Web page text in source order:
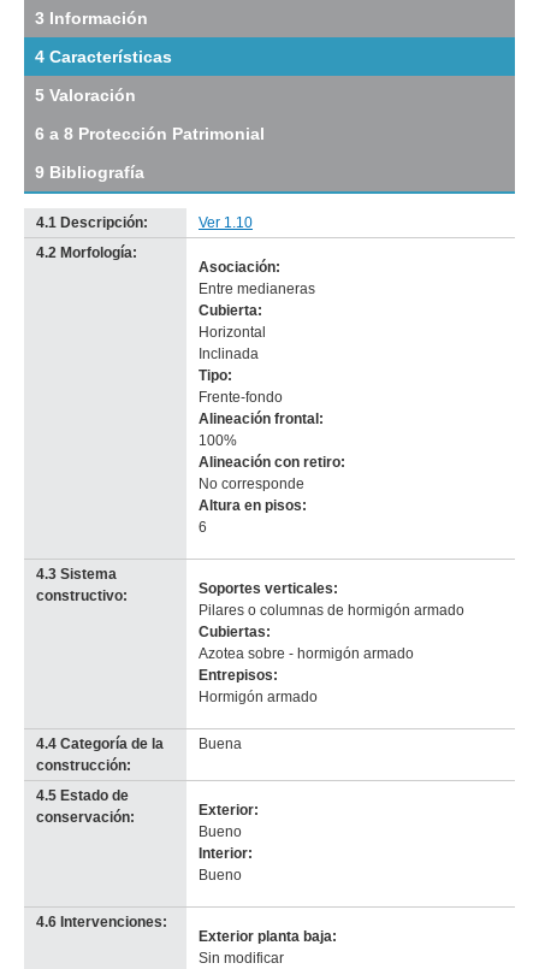
tramo:
Alzáibar
(Al
3)
Descargar
original
Alzáibar (Al 3)
Descarga tamaño completo
3 Información
4 Características
5 Valoración
6 a 8 Protección Patrimonial
9 Bibliografía
4.1 Descripción:
Ver 1.10
4.2 Morfología:
Asociación:
Entre medianeras
Cubierta:
Horizontal
Inclinada
Tipo:
Frente-fondo
Alineación frontal:
100%
Alineación con retiro:
No corresponde
-
no
Altura en pisos:
6
4.3 Sistema
constructivo:
Soportes verticales:
Pilares o columnas de hormigón armado
Cubiertas:
Azotea sobre - hormigón armado
Entrepisos:
Hormigón armado
4.4 Categoría de la
construcción:
Buena
4.5 Estado de
conservación:
Exterior:
Bueno
Interior:
Bueno
4.6 Intervenciones:
Exterior planta baja:
Sin modificar